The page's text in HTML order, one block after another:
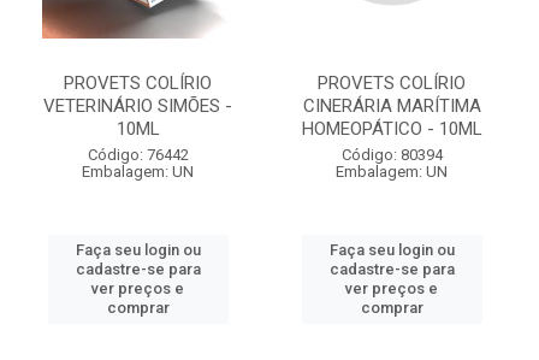
PROVETS COLÍRIO
VETERINÁRIO SIMÕES -
10ML
Código: 76442
Embalagem: UN
Faça seu login ou
cadastre-se para
ver preços e
comprar
PROVETS COLÍRIO
CINERÁRIA MARÍTIMA
HOMEOPÁTICO - 10ML
Código: 80394
Embalagem: UN
Faça seu login ou
cadastre-se para
ver preços e
comprar